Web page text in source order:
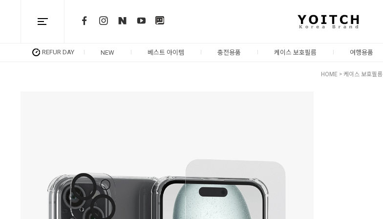
REFUR DAY NEW 베스트 아이템 충전용품 케이스 보호필름 여행용품
HOME > 케이스 보호필름